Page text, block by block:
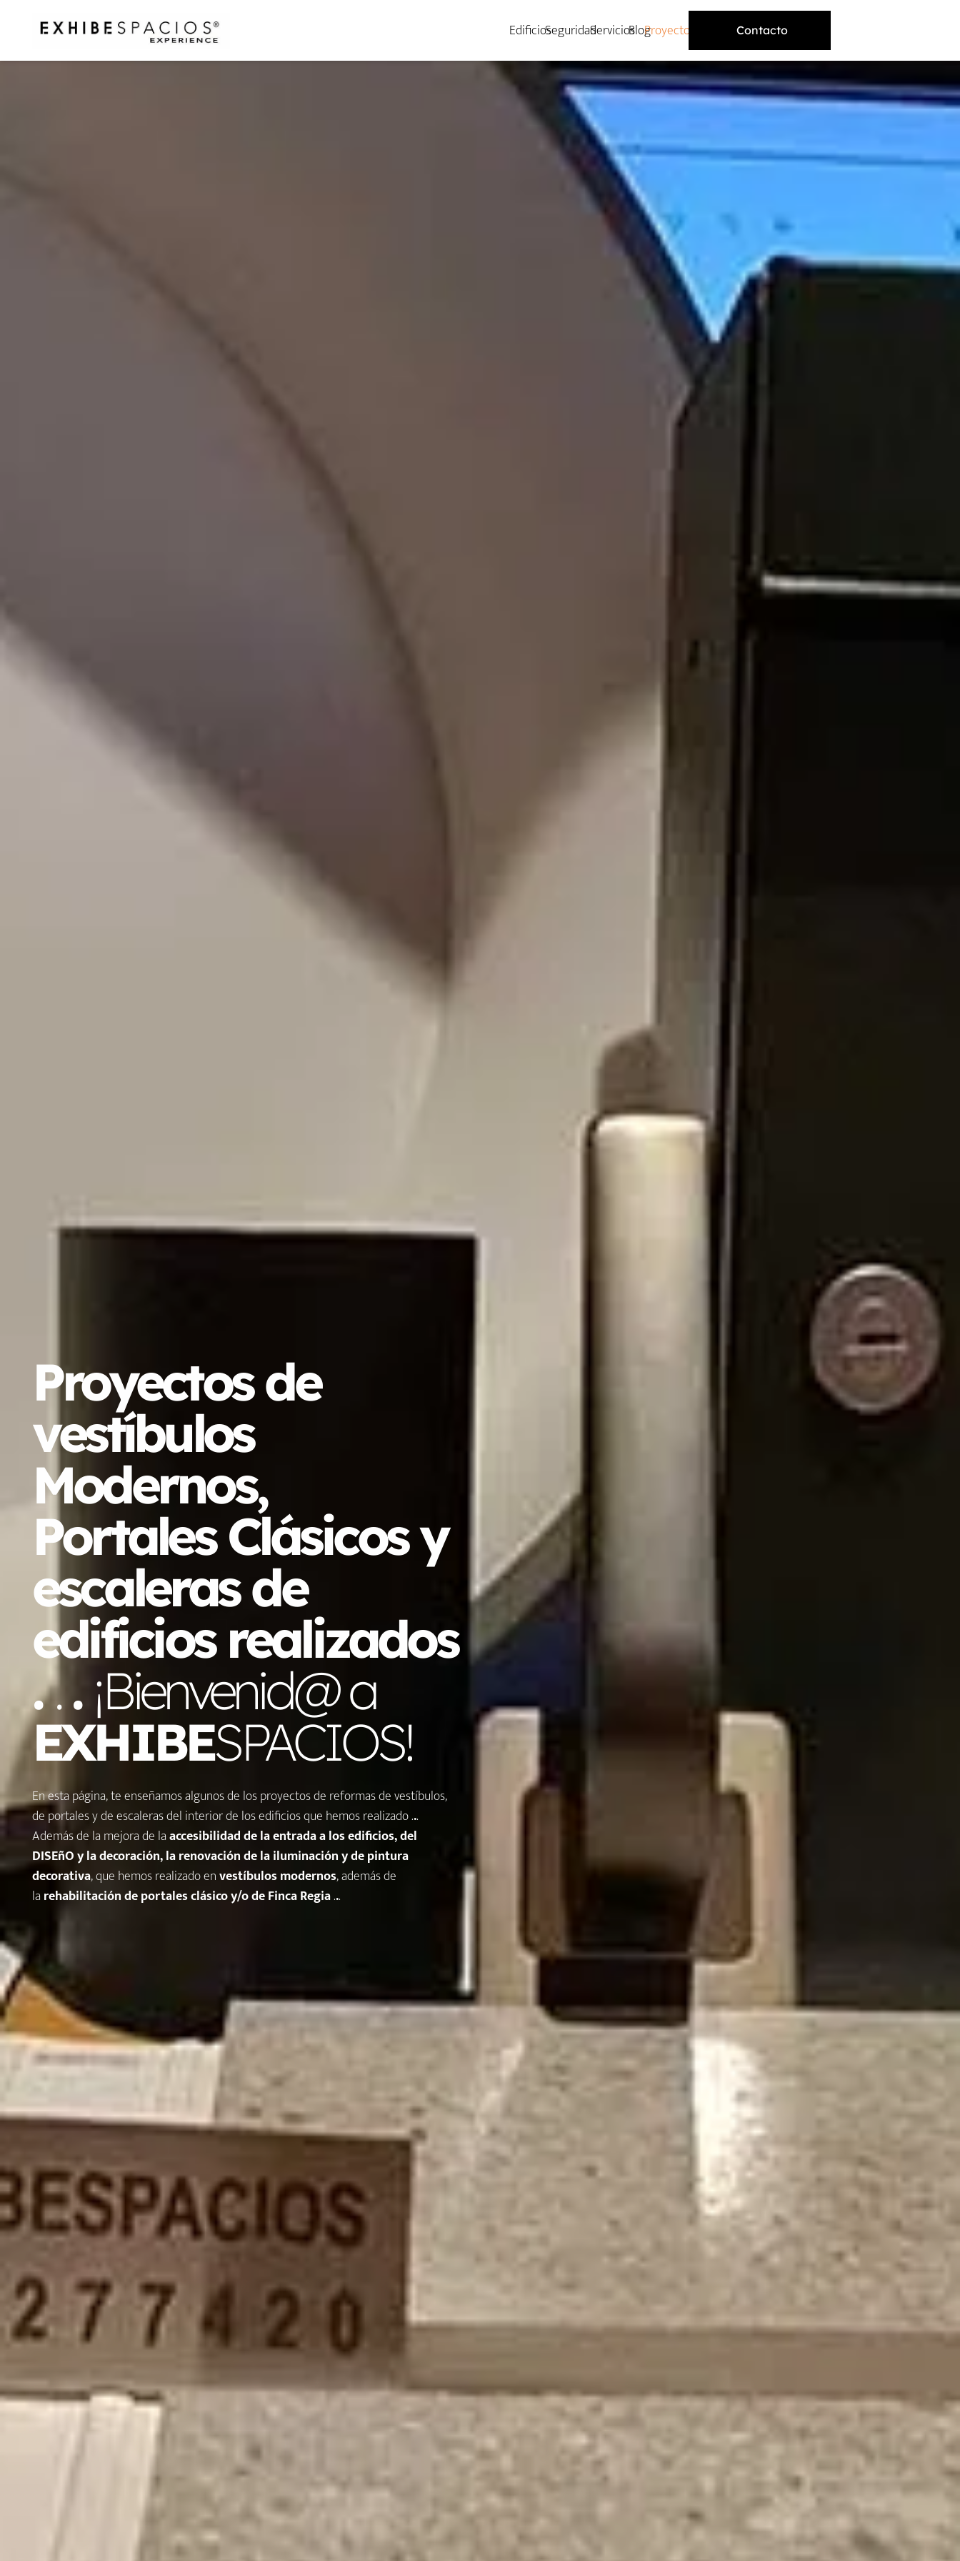
EdificiosSeguridadServiciosBlogProyectos Contacto
Proyectos de
vestíbulos
Modernos,
Portales Clásicos y
escaleras de
edificios realizados
... ¡Bienvenid@ a
EXHIBESPACIOS!
En esta página, te enseñamos algunos de los proyectos de reformas de vestíbulos,
de portales y de escaleras del interior de los edificios que hemos realizado ...
Además de la mejora de laaccesibilidad de la entrada a los edificios, del
DISEñO y la decoración, la renovación de la iluminación y de pintura
decorativa, que hemos realizado envestíbulos modernos, además de
la rehabilitación de portales clásico y/o de FincaRegia...